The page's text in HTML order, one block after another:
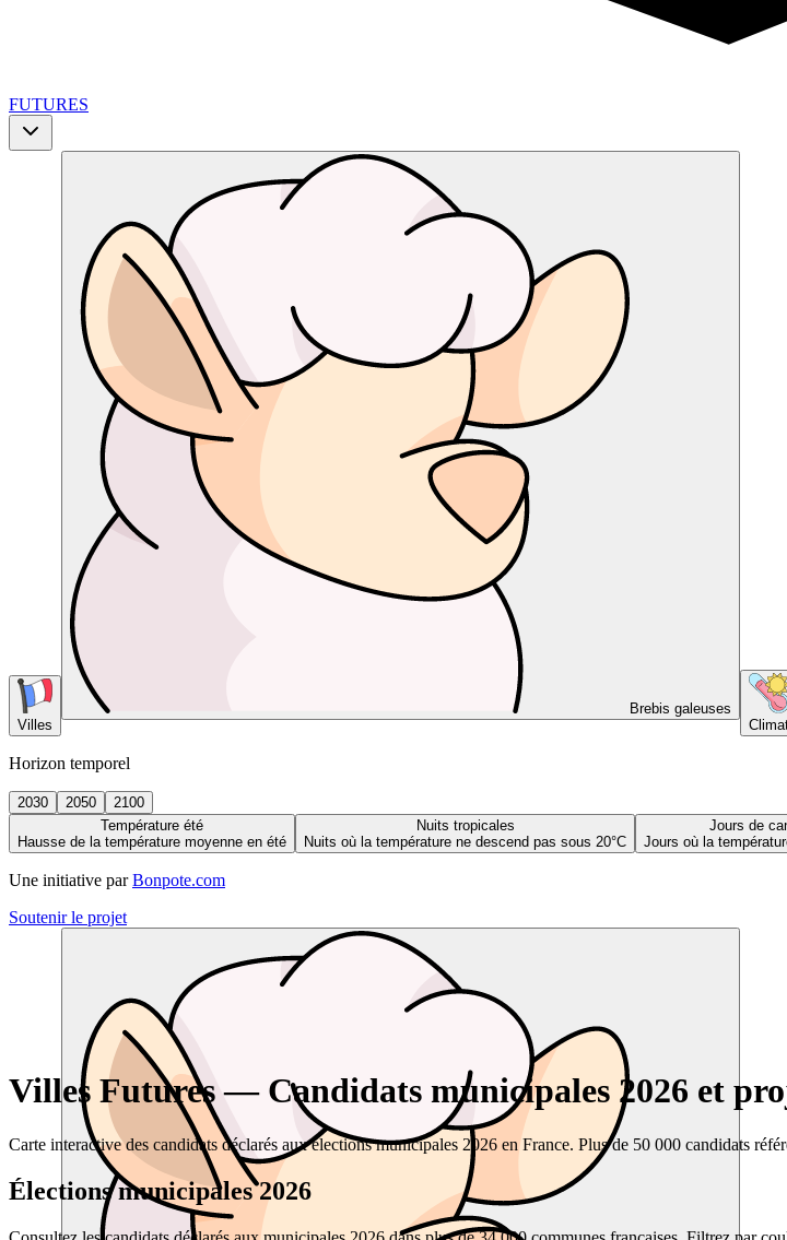
FUTURES
Villes
Brebis galeuses
Horizon temporel
2030 2050
2100
Température été
Hausse de la température moyenne en été
Nuits tropicales
Nuits où la température ne descend pas sous 20°C
Jours de
Jours où la
Une initiative par Bonpote.com
Soutenir le projet
Villes Futures — Candidats municipales 2026 et
Carte interactive des candidats déclarés aux élections municipales 2026 en France. Plus de 50 000 candidats
Élections municipales 2026